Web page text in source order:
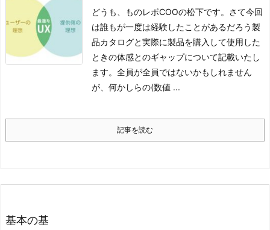
どうも、ものレボCOOの松下です。さて今回
は誰もが一度は経験したことがあるだろう製
品カタログと実際に製品を購入して使用した
ときの体感とのギャップについて記載いたし
ます。 全員が全員ではないかもしれません
が、何かしらの(数値 ...
記事を読む
基本の基